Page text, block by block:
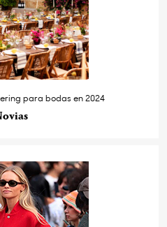
para bodas en 2024